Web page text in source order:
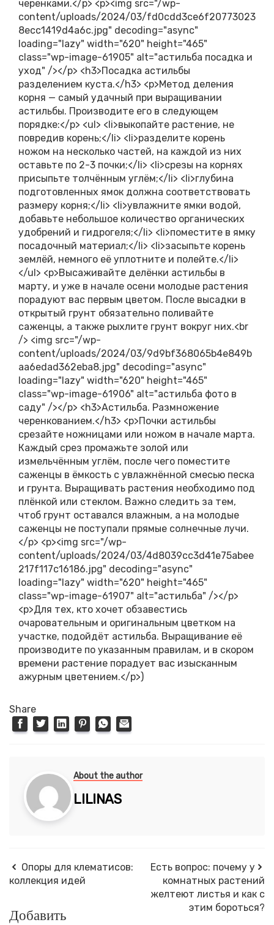
Share
About the author
LILINAS
Опоры для клематисов:
коллекция идей
Есть вопрос: почему у
комнатных растений
желтеют листья и как с
этим бороться?
Добавить